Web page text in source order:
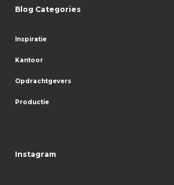
Blog Categories
Inspiratie
Kantoor
Opdrachtgevers
Productie
Instagram